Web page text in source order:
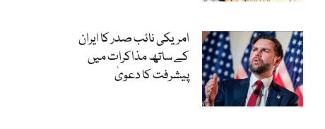
امریکی نائب صدر کا ایران
کے ساتھ مذاکرات میں
پیشرفت کا دعویٰ